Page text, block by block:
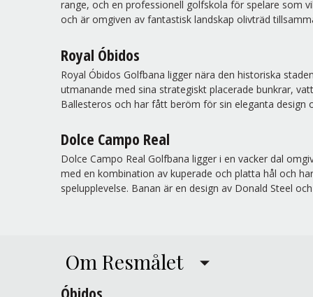
range, och en professionell golfskola för spelare som
och är omgiven av fantastisk landskap olivträd
Royal Óbidos
Royal Óbidos Golfbana ligger nära den historiska
utmanande med sina strategiskt placerade bunkrar,
Ballesteros och har fått beröm för sin eleganta design
Dolce Campo Real
Dolce Campo Real Golfbana ligger i en vacker dal
med en kombination av kuperade och platta hål och
spelupplevelse. Banan är en design av Donald Steel
Om Resmålet
Óbidos